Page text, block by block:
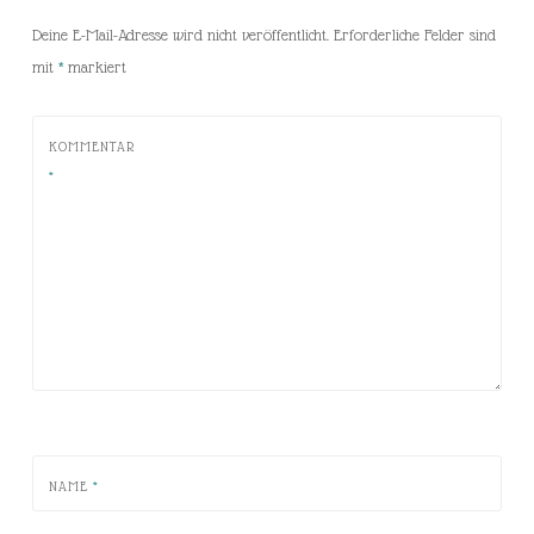
Deine E-Mail-Adresse wird nicht veröffentlicht. Erforderliche Felder sind
mit *markiert
KOMMENTAR
*
NAME *